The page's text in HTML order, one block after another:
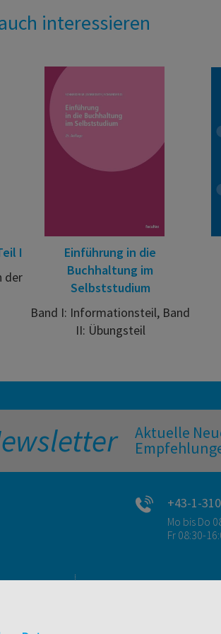
interessieren
I
der
Einführung in die
Buchhaltung im
Selbststudium
Band I: Informationsteil, Band
II: Übungsteil
Aktuelle
+43-1-
Mo bis Do
Fr 08:30-